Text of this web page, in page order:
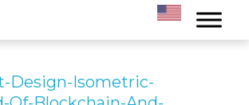
Design-Isometric-